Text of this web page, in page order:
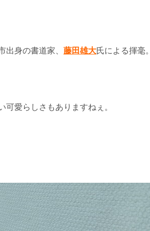
出身の書道家、 藤田雄大氏による揮毫。
愛らしさもありますねぇ。